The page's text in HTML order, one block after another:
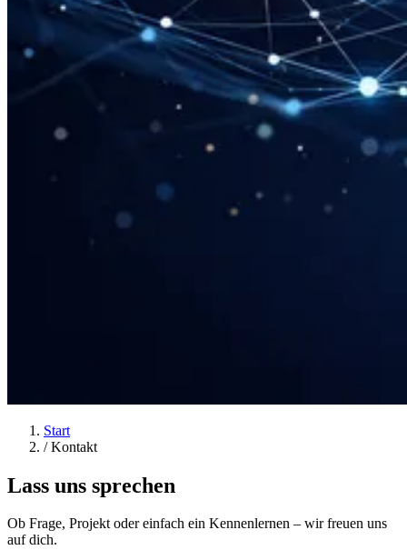
Start
/ Kontakt
Lass uns sprechen
Ob Frage, Projekt oder einfach ein Kennenlernen – wir freuen uns
auf dich.